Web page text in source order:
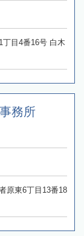
丁目4番16号 白木
務所
原東6丁目13番18